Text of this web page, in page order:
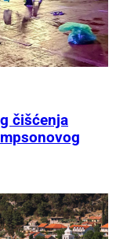
čišćenja